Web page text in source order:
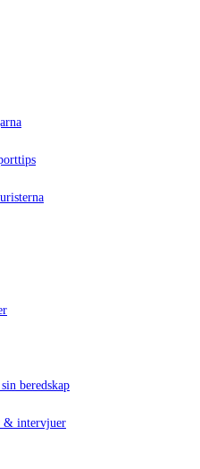
beredskap
& intervjuer